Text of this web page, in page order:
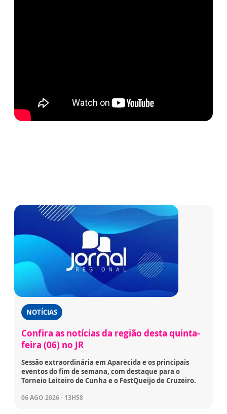
NOTÍCIAS
Confira as notícias da região desta quinta-
feira (06) no JR
Sessão extraordinária em Aparecida e os principais
eventos do fim de semana, com destaque para o
Torneio Leiteiro de Cunha e o FestQueijo de Cruzeiro.
06 AGO 2026 - 13H58